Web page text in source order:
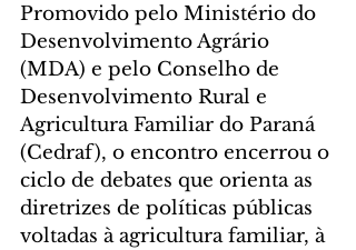
Promovido pelo Ministério do
Desenvolvimento Agrário
(MDA) e pelo Conselho de
Desenvolvimento Rural e
Agricultura Familiar do Paraná
(Cedraf), o encontro encerrou o
ciclo de debates que orienta as
diretrizes de políticas públicas
voltadas à agricultura familiar, à